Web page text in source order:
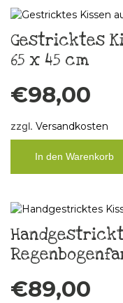
Gestricktes
65 x 45 cm
€98,00
zzgl. Versandkosten
In den Warenkorb
€89,00